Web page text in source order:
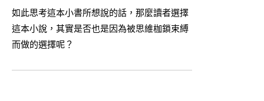
如此思考這本小書所想說的話，那麼讀者選擇
這本小說，其實是否也是因為被思維枷鎖束縛
而做的選擇呢？